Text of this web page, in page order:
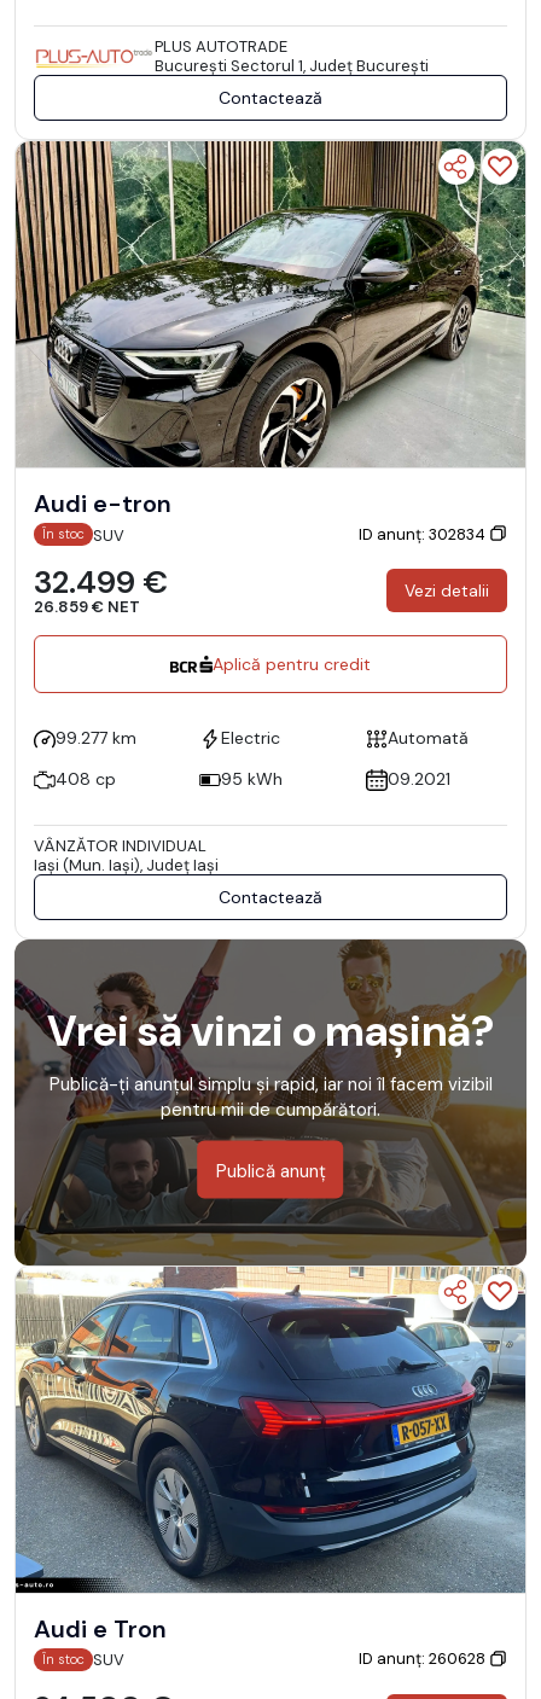
PLUS AUTOTRADE
Bucureşti Sectorul 1, Județ București
Contactează
Audi e-tron
În stoc SUV ID anunț: 302834
32.499 €
26.859 € NET
Vezi detalii
Aplică pentru credit
99.277 km Electric
Automată
408 cp
95 kWh 09.2021
VÂNZĂTOR INDIVIDUAL
Iaşi (Mun. Iaşi), Județ Iaşi
Contactează
Vrei să vinzi o mașină?
Publică-ți anunțul simplu și rapid, iar noi îl facem vizibil
pentru mii de cumpărători.
Publică anunț
Audi e Tron
În stoc SUV ID anunț: 260628